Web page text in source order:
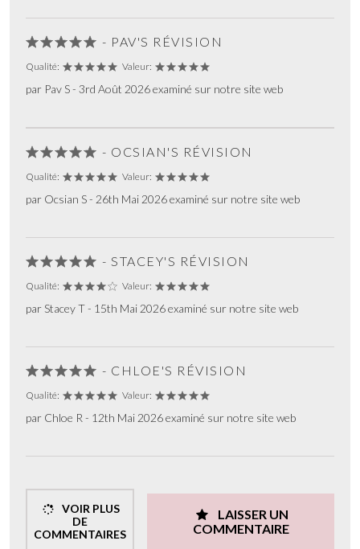
- PAV'S RÉVISION
Qualité: Valeur:
par Pav S - 3rd Août 2026 examiné sur notre site web
- OCSIAN'S RÉVISION
Qualité: Valeur:
par Ocsian S - 26th Mai 2026 examiné sur notre site web
- STACEY'S RÉVISION
Qualité: Valeur:
par Stacey T - 15th Mai 2026 examiné sur notre site web
- CHLOE'S RÉVISION
Qualité: Valeur:
par Chloe R - 12th Mai 2026 examiné sur notre site web
VOIR PLUS
DE
COMMENTAIRES
LAISSER UN
COMMENTAIRE